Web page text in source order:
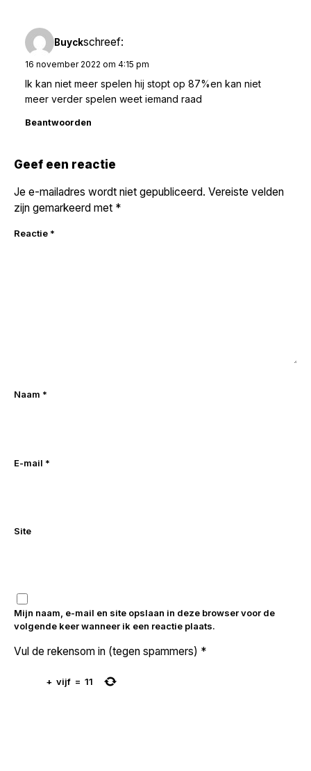
Buyckschreef:
16 november 2022 om 4:15 pm
Ik kan niet meer spelen hij stopt op 87%en kan niet
meer verder spelen weet iemand raad
Beantwoorden
Geef een reactie
Je e-mailadres wordt niet gepubliceerd. Vereiste velden
zijn gemarkeerd met *
Reactie *
Naam *
E-mail *
Site
Mijn naam, e-mail en site opslaan in deze browser voor de
volgende keer wanneer ik een reactie plaats.
Vul de rekensom in (tegen spammers) *
+ vijf = 11